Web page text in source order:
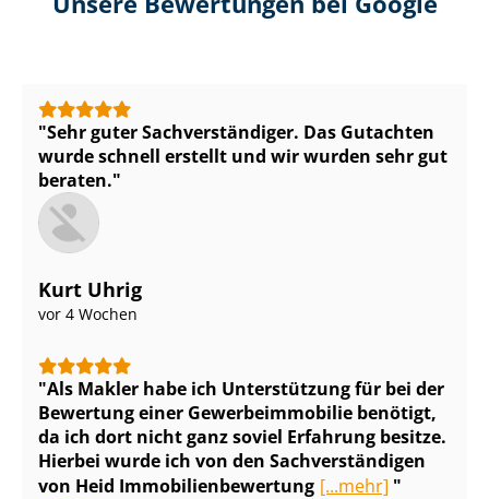
Sehr guter Sach­ver­stän­di­ger. Das Gutachten
wurde schnell erstellt und wir wurden sehr gut
beraten.
Kurt Uhrig
vor 4 Wochen
Als Makler habe ich Unterstützung für bei der
Bewertung einer Ge­wer­be­im­mo­bi­lie benötigt,
da ich dort nicht ganz soviel Erfahrung besitze.
Hierbei wurde ich von den Sach­ver­stän­di­gen
von Heid Im­mo­bi­li­en­be­wer­tung [...mehr]